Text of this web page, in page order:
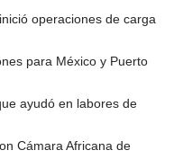
operaciones de carga
para México y Puerto
ayudó en labores de
Cámara Africana de